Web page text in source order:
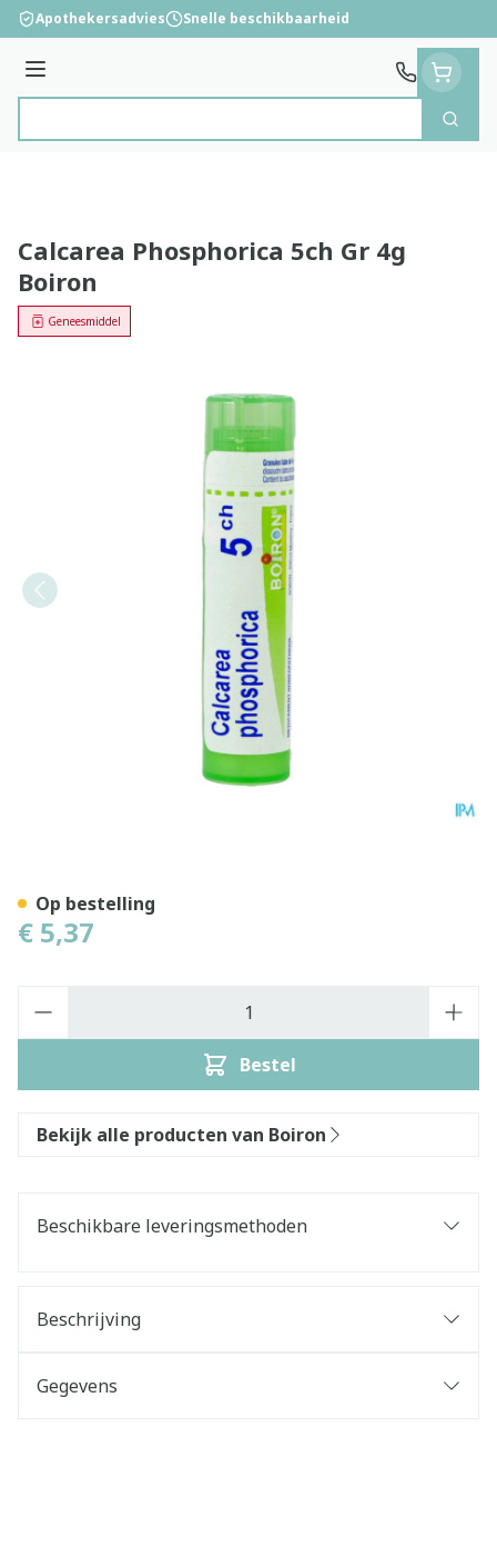
Ga naar de inhoud
Apothekersadvies Snelle beschikbaarheid
Menu
Zoek
Calcarea Phosphorica 5ch Gr 4g
Boiron
Geneesmiddel
€ 5,37
Bestel
Op bestelling
Bekijk alle producten van Boiron
Beschikbare leveringsmethoden
Beschrijving
Gegevens